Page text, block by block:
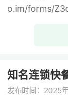
o.im/forms/
知名连锁快
发布时间：2025